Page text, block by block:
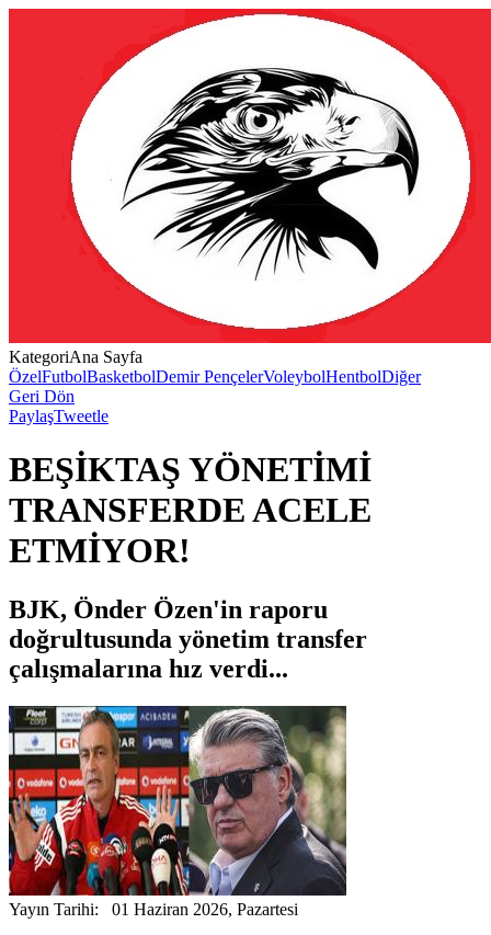
KategoriAna Sayfa
ÖzelFutbolBasketbolDemir PençelerVoleybolHentbolDiğer
Geri Dön
PaylaşTweetle
BEŞİKTAŞ YÖNETİMİ
TRANSFERDE ACELE
ETMİYOR!
BJK, Önder Özen'in raporu
doğrultusunda yönetim transfer
çalışmalarına hız verdi...
Yayın Tarihi: 01 Haziran 2026, Pazartesi